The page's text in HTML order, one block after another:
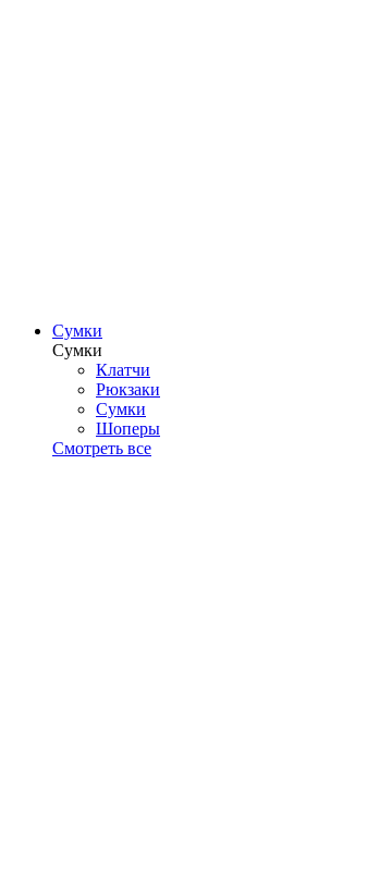
Сумки
Сумки
Клатчи
Рюкзаки
Сумки
Шоперы
Смотреть все